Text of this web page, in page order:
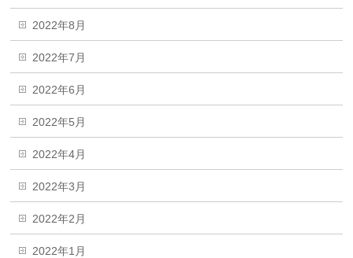
2022年8月
2022年7月
2022年6月
2022年5月
2022年4月
2022年3月
2022年2月
2022年1月